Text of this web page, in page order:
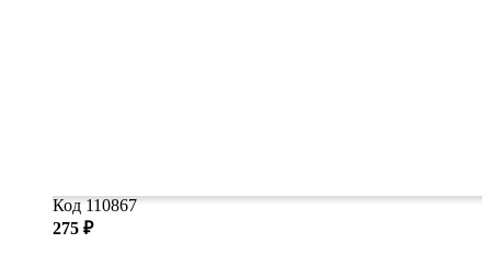
Код 110867
275 ₽